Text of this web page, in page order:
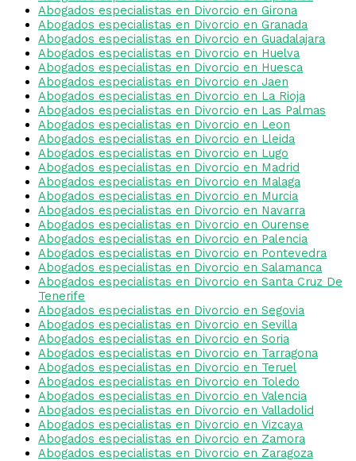
Abogados especialistas en Divorcio en Girona
Abogados especialistas en Divorcio en Granada
Abogados especialistas en Divorcio en Guadalajara
Abogados especialistas en Divorcio en Huelva
Abogados especialistas en Divorcio en Huesca
Abogados especialistas en Divorcio en Jaen
Abogados especialistas en Divorcio en La Rioja
Abogados especialistas en Divorcio en Las Palmas
Abogados especialistas en Divorcio en Leon
Abogados especialistas en Divorcio en Lleida
Abogados especialistas en Divorcio en Lugo
Abogados especialistas en Divorcio en Madrid
Abogados especialistas en Divorcio en Malaga
Abogados especialistas en Divorcio en Murcia
Abogados especialistas en Divorcio en Navarra
Abogados especialistas en Divorcio en Ourense
Abogados especialistas en Divorcio en Palencia
Abogados especialistas en Divorcio en Pontevedra
Abogados especialistas en Divorcio en Salamanca
Abogados especialistas en Divorcio en Santa Cruz De
Tenerife
Abogados especialistas en Divorcio en Segovia
Abogados especialistas en Divorcio en Sevilla
Abogados especialistas en Divorcio en Soria
Abogados especialistas en Divorcio en Tarragona
Abogados especialistas en Divorcio en Teruel
Abogados especialistas en Divorcio en Toledo
Abogados especialistas en Divorcio en Valencia
Abogados especialistas en Divorcio en Valladolid
Abogados especialistas en Divorcio en Vizcaya
Abogados especialistas en Divorcio en Zamora
Abogados especialistas en Divorcio en Zaragoza